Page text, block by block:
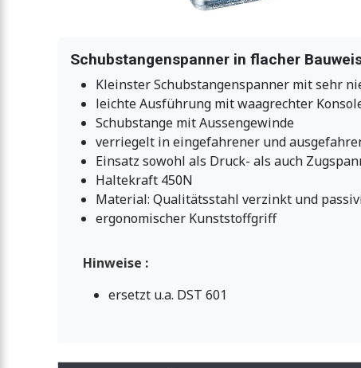
Schubstangenspanner in flacher
Kleinster Schubstangenspanner mit sehr
leichte Ausführung mit waagrechter
Schubstange mit Aussengewinde
verriegelt in eingefahrener und
Einsatz sowohl als Druck- als auch
Haltekraft 450N
Material: Qualitätsstahl verzinkt und
ergonomischer Kunststoffgriff
Hinweise :
ersetzt u.a. DST 601